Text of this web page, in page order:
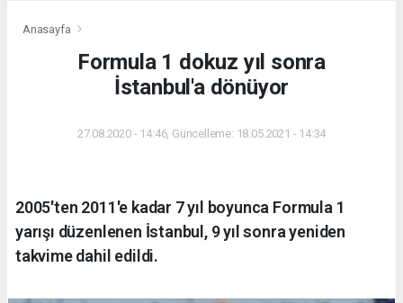
Anasayfa
Formula 1 dokuz yıl sonra
İstanbul'a dönüyor
27.08.2020 - 14:46, Güncelleme: 18.05.2021 - 14:34
2005'ten 2011'e kadar 7 yıl boyunca Formula 1
yarışı düzenlenen İstanbul, 9 yıl sonra yeniden
takvime dahil edildi.